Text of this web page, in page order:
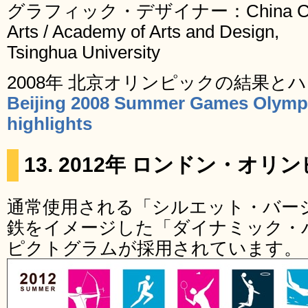
グラフィック・デザイナー：China
Arts / Academy of Arts and Design,
Tsinghua University
2008年 北京オリンピックの結果と
Beijing 2008 Summer Games
highlights
13. 2012年 ロンドン・オリン
通常使用される「シルエット・バー
鉄をイメージした「ダイナミック
ピクトグラムが採用されています。